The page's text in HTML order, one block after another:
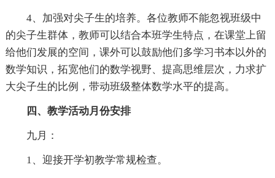
4、加强对尖子生的培养。各位教师不能忽视班级中
的尖子生群体，教师可以结合本班学生特点，在课堂上留
给他们发展的空间，课外可以鼓励他们多学习书本以外的
数学知识，拓宽他们的数学视野、提高思维层次，力求扩
大尖子生的比例，带动班级整体数学水平的提高。
四、教学活动月份安排
九月：
1、迎接开学初教学常规检查。